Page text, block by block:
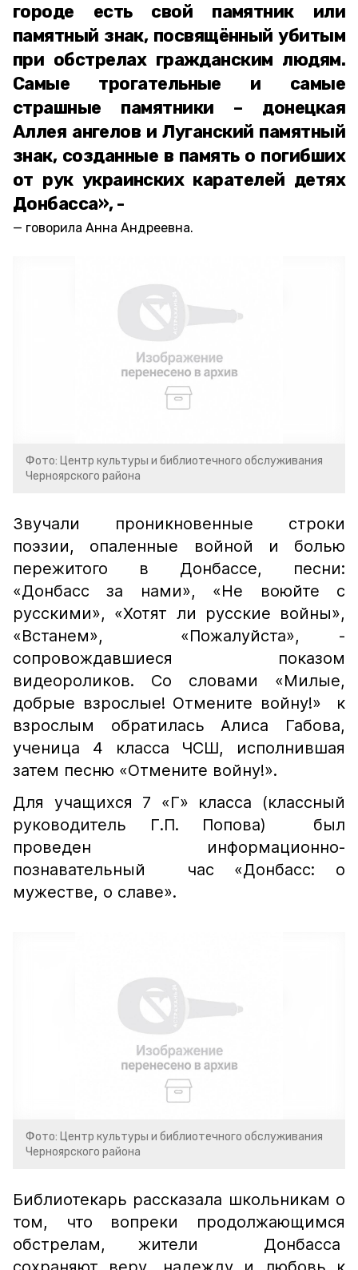
городе есть свой памятник или
памятный знак, посвящённый убитым
при обстрелах гражданским людям.
Самые трогательные и самые
страшные памятники – донецкая
Аллея ангелов и Луганский памятный
знак, созданные в память о погибших
от рук украинских карателей детях
Донбасса», -
говорила Анна Андреевна.
Фото: Центр культуры и библиотечного обслуживания
Черноярского района
Звучали проникновенные строки
поэзии, опаленные войной и болью
пережитого в Донбассе, песни:
«Донбасс за нами», «Не воюйте с
русскими», «Хотят ли русские войны»,
«Встанем», «Пожалуйста», -
сопровождавшиеся показом
видеороликов. Со словами «Милые,
добрые взрослые! Отмените войну!» к
взрослым обратилась Алиса Габова,
ученица 4 класса ЧСШ, исполнившая
затем песню «Отмените войну!».
Для учащихся 7 «Г» класса (классный
руководитель Г.П. Попова) был
проведен информационно-
познавательный час «Донбасс: о
мужестве, о славе».
Фото: Центр культуры и библиотечного обслуживания
Черноярского района
Библиотекарь рассказала школьникам о
том, что вопреки продолжающимся
обстрелам, жители Донбасса